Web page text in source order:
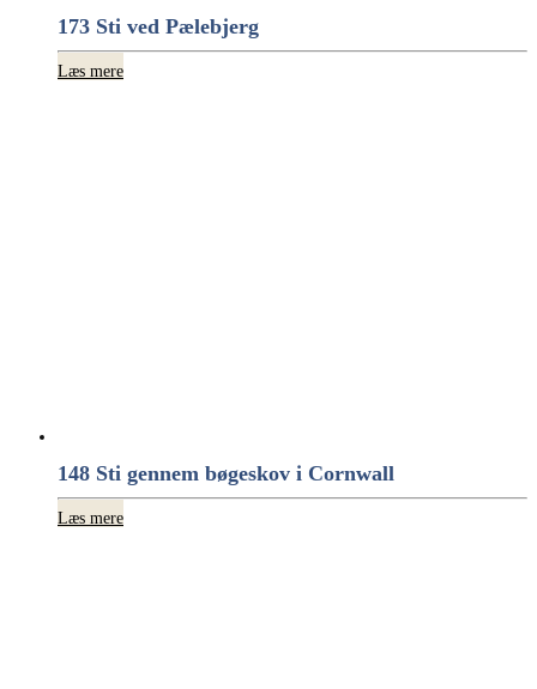
173 Sti ved Pælebjerg
Læs mere
148 Sti gennem bøgeskov i Cornwall
Læs mere